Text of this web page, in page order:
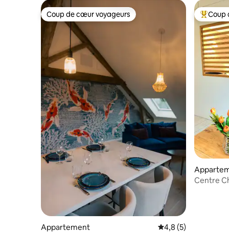
Coup de cœur voyageurs
Coup de cœur voyageurs
Appartement Évaluation
4,8 (5)
Coups
Coup
Centre